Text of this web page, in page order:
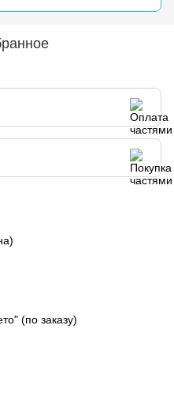
(по заказу)